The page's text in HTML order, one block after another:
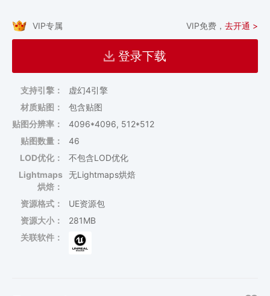
VIP专属 VIP免费， 去开通 >
登录下载
支持引擎：
虚幻4引擎
材质贴图：
包含贴图
贴图分辨率：
4096*4096, 512*512
贴图数量：
46
LOD优化：
不包含LOD优化
Lightmaps
烘焙：
无Lightmaps烘焙
资源格式：
UE资源包
资源大小：
281MB
关联软件：